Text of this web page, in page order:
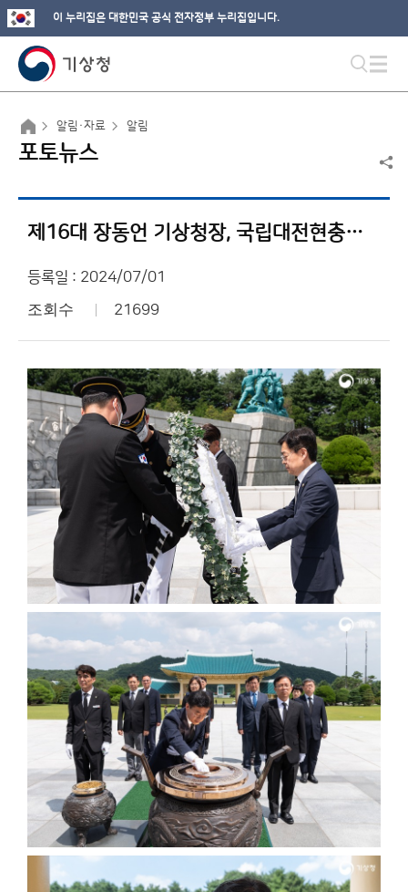
이 누리집은 대한민국 공식 전자정부 누리집입니다.
알림·자료 알림
포토뉴스
제16대 장동언 기상청장, 국립대전현충원 참배
등록일 : 2024/07/01
조회수 21699